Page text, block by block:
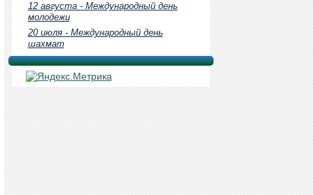
12 августа - Международный день
молодежи
20 июля - Международный день
шахмат